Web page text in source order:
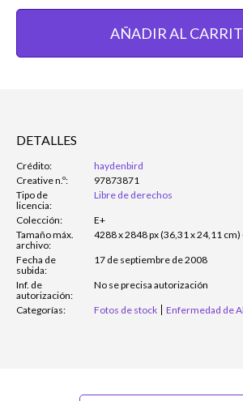
AÑADIR AL
DETALLES
Crédito:
haydenbird
Creative n.º:
97873871
Tipo de
licencia:
Libre de derechos
Colección:
E+
Tamaño máx.
archivo:
4288 x 2848 px (36,31 x 24,11 cm)
Fecha de
subida:
17 de septiembre de 2008
Inf. de
autorización:
No se precisa autorización
Categorías: Fotos de stock Enfermedad de